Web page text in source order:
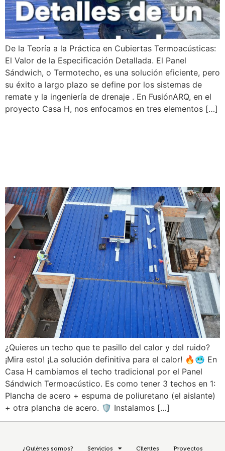
De la Teoría a la Práctica en Cubiertas Termoacústicas:
El Valor de la Especificación Detallada. El Panel
Sándwich, o Termotecho, es una solución eficiente, pero
su éxito a largo plazo se define por los sistemas de
remate y la ingeniería de drenaje . En FusiónARQ, en el
proyecto Casa H, nos enfocamos en tres elementos […]
¿Quieres un techo que te pasillo del calor y del ruido?
¡Mira esto! ¡La solución definitiva para el calor! 🔥🥶 En
Casa H cambiamos el techo tradicional por el Panel
Sándwich Termoacústico. Es como tener 3 techos en 1:
Plancha de acero + espuma de poliuretano (el aislante)
+ otra plancha de acero. 🛡️ Instalamos […]
¿Quiénes somos? Servicios Clientes Proyectos